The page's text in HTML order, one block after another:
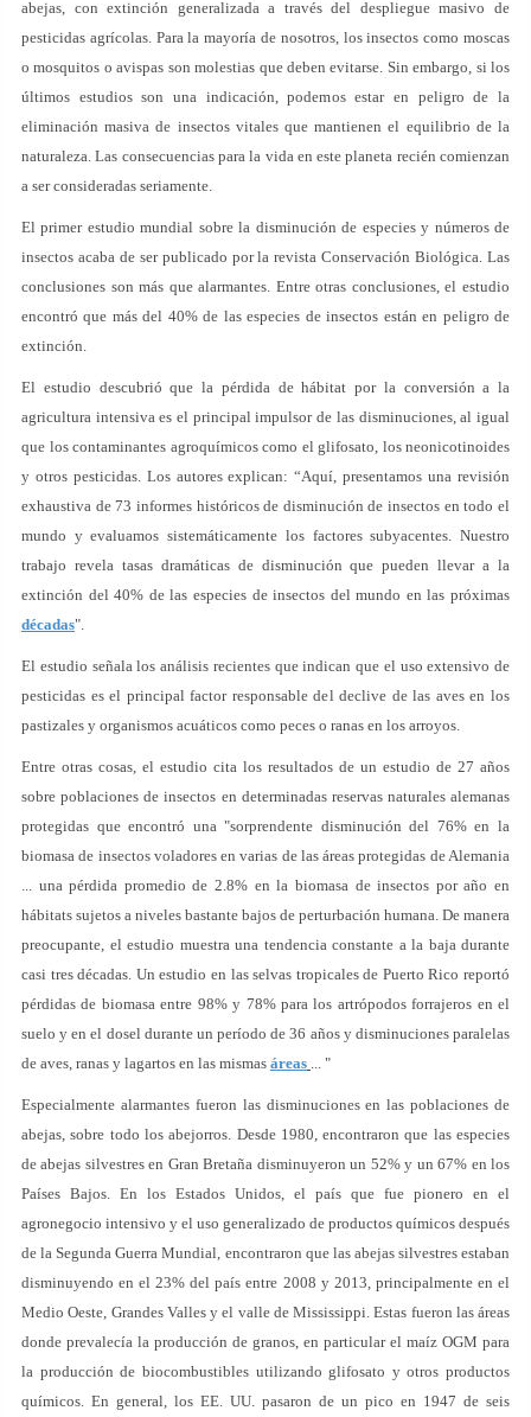
abejas, con extinción generalizada a través del despliegue masivo de
pesticidas agrícolas. Para la mayoría de nosotros, los insectos como moscas
o mosquitos o avispas son molestias que deben evitarse. Sin embargo, si los
últimos estudios son una indicación, podemos estar en peligro de la
eliminación masiva de insectos vitales que mantienen el equilibrio de la
naturaleza. Las consecuencias para la vida en este planeta recién comienzan
a ser consideradas seriamente.
El primer estudio mundial sobre la disminución de especies y números de
insectos acaba de ser publicado por la revista Conservación Biológica. Las
conclusiones son más que alarmantes. Entre otras conclusiones, el estudio
encontró que más del 40% de las especies de insectos están en peligro de
extinción.
El estudio descubrió que la pérdida de hábitat por la conversión a la
agricultura intensiva es el principal impulsor de las disminuciones, al igual
que los contaminantes agroquímicos como el glifosato, los neonicotinoides
y otros pesticidas. Los autores explican: “Aquí, presentamos una revisión
exhaustiva de 73 informes históricos de disminución de insectos en todo el
mundo y evaluamos sistemáticamente los factores subyacentes. Nuestro
trabajo revela tasas dramáticas de disminución que pueden llevar a la
extinción del 40% de las especies de insectos del mundo en las próximas
décadas".
El estudio señala los análisis recientes que indican que el uso extensivo de
pesticidas es el principal factor responsable del declive de las aves en los
pastizales y organismos acuáticos como peces o ranas en los arroyos.
Entre otras cosas, el estudio cita los resultados de un estudio de 27 años
sobre poblaciones de insectos en determinadas reservas naturales alemanas
protegidas que encontró una "sorprendente disminución del 76% en la
biomasa de insectos voladores en varias de las áreas protegidas de Alemania
... una pérdida promedio de 2.8% en la biomasa de insectos por año en
hábitats sujetos a niveles bastante bajos de perturbación humana. De manera
preocupante, el estudio muestra una tendencia constante a la baja durante
casi tres décadas. Un estudio en las selvas tropicales de Puerto Rico reportó
pérdidas de biomasa entre 98% y 78% para los artrópodos forrajeros en el
suelo y en el dosel durante un período de 36 años y disminuciones paralelas
de aves, ranas y lagartos en las mismas áreas ... "
Especialmente alarmantes fueron las disminuciones en las poblaciones de
abejas, sobre todo los abejorros. Desde 1980, encontraron que las especies
de abejas silvestres en Gran Bretaña disminuyeron un 52% y un 67% en los
Países Bajos. En los Estados Unidos, el país que fue pionero en el
agronegocio intensivo y el uso generalizado de productos químicos después
de la Segunda Guerra Mundial, encontraron que las abejas silvestres estaban
disminuyendo en el 23% del país entre 2008 y 2013, principalmente en el
Medio Oeste, Grandes Valles y el valle de Mississippi. Estas fueron las áreas
donde prevalecía la producción de granos, en particular el maíz OGM para
la producción de biocombustibles utilizando glifosato y otros productos
químicos. En general, los EE. UU. pasaron de un pico en 1947 de seis